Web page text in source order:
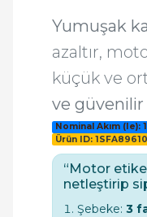
Yumuşak
azaltır,
küçük ve
ve güvenilir
Nominal Akım (Ie):
Ürün ID:
“Motor
netleştirip
Şebeke: 3